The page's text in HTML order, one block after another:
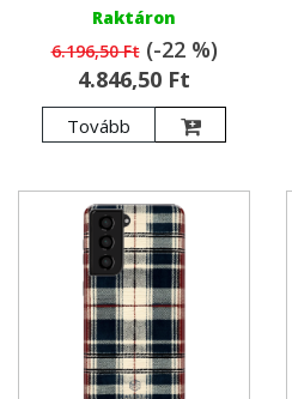
Raktáron
6.196,50 Ft(-22 %)
4.846,50 Ft
Tovább